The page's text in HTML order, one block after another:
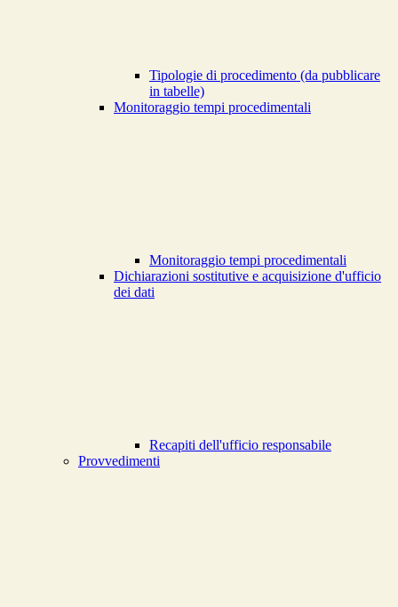
Tipologie di procedimento (da pubblicare
in tabelle)
Monitoraggio tempi procedimentali
Monitoraggio tempi procedimentali
Dichiarazioni sostitutive e acquisizione d'ufficio
dei dati
Recapiti dell'ufficio responsabile
Provvedimenti